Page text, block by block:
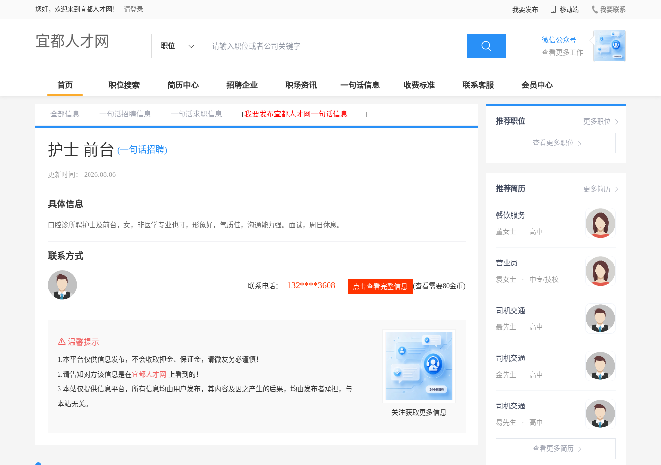
您好，欢迎来到宜都人才网！ 请登录 我要发布 移动端 我要联系
宜都人才网 职位
微信公众号
查看更多工作
首页 职位搜索 简历中心 招聘企业 职场资讯 一句话信息 收费标准 联系客服 会员中心
全部信息 一句话招聘信息 一句话求职信息 [我要发布宜都人才网一句话信息 ]
护士 前台 (一句话招聘)
更新时间： 2026.08.06
具体信息
口腔诊所聘护士及前台，女，非医学专业也可，形象好，气质佳，沟通能力强。面试，周日休息。
联系方式
联系电话： 132****3608 点击查看完整信息 (查看需要80金币)
温馨提示
1.本平台仅供信息发布，不会收取押金、保证金，请微友务必谨慎！
2.请告知对方该信息是在宜都人才网
上看到的！
3.本站仅提供信息平台，所有信息均由用户发布，其内容及因之产生的后果，均由发布者承担，与
本站无关。
关注获取更多信息
更多职位
推荐职位
查看更多职位
更多简历
推荐简历
餐饮服务
董女士 · 高中
营业员
袁女士 · 中专/技校
司机交通
聂先生 · 高中
司机交通
金先生 · 高中
司机交通
易先生 · 高中
查看更多简历